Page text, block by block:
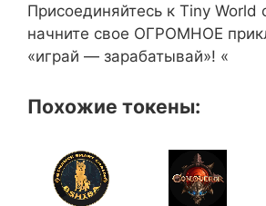
Присоединяйтесь к Tiny World
начните свое ОГРОМНОЕ
«играй — зарабатывай»! «
Похожие токены: